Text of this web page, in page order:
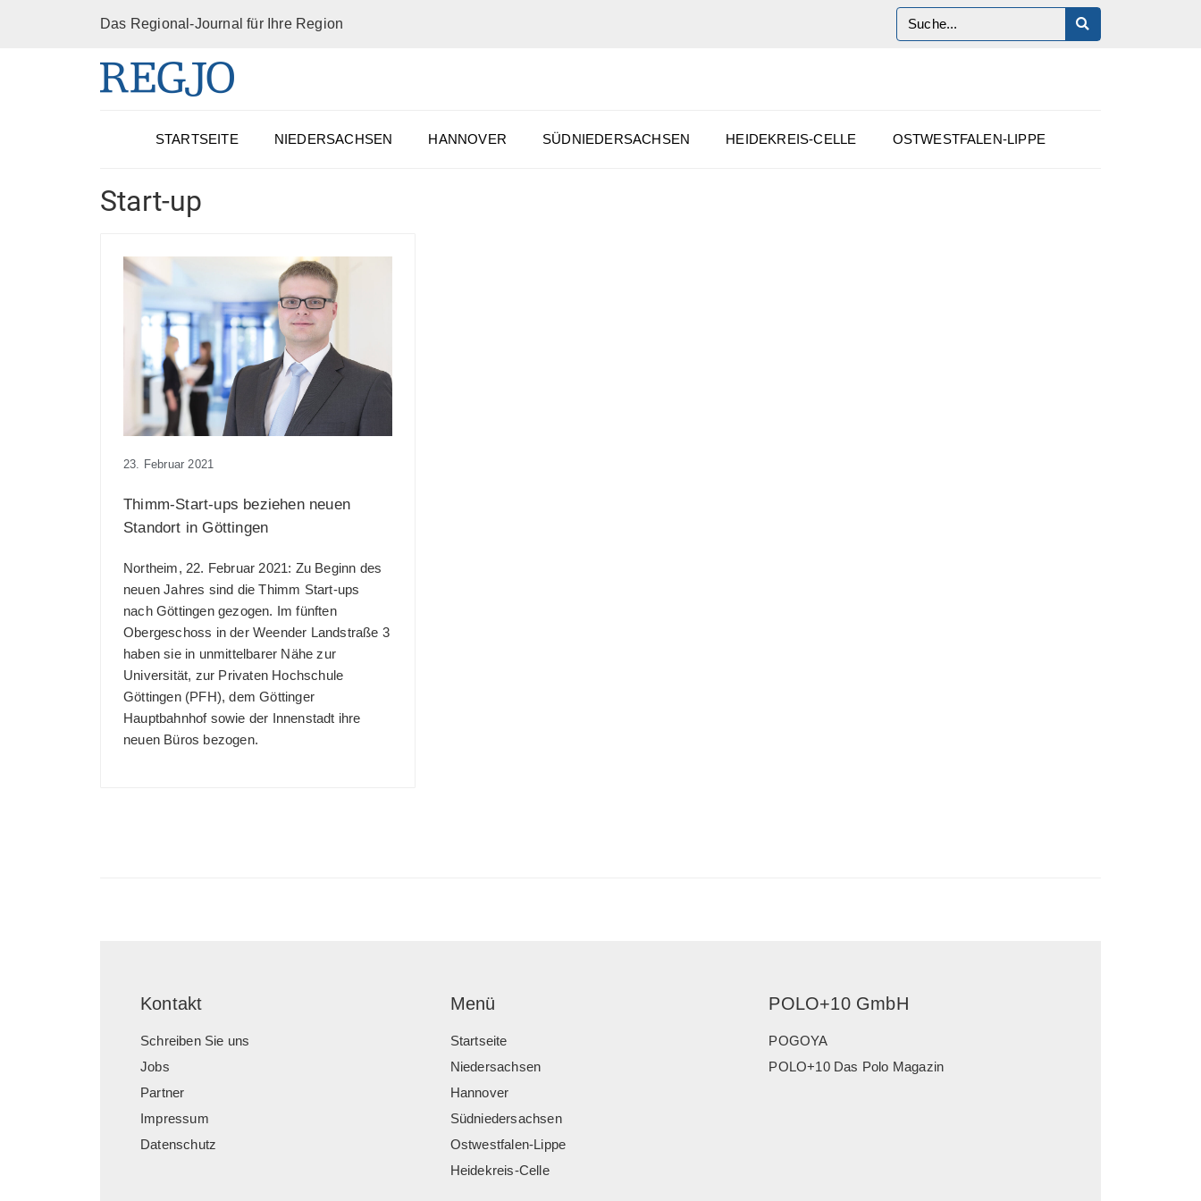
Das Regional-Journal für Ihre Region
STARTSEITE NIEDERSACHSEN HANNOVER SÜDNIEDERSACHSEN HEIDEKREIS-CELLE OSTWESTFALEN-LIPPE
Start-up
23. Februar 2021
Thimm-Start-ups beziehen neuen
Standort in Göttingen
Northeim, 22. Februar 2021: Zu Beginn des
neuen Jahres sind die Thimm Start-ups
nach Göttingen gezogen. Im fünften
Obergeschoss in der Weender Landstraße 3
haben sie in unmittelbarer Nähe zur
Universität, zur Privaten Hochschule
Göttingen (PFH), dem Göttinger
Hauptbahnhof sowie der Innenstadt ihre
neuen Büros bezogen.
Kontakt
Schreiben Sie uns
Jobs
Partner
Impressum
Datenschutz
Menü
Startseite
Niedersachsen
Hannover
Südniedersachsen
Ostwestfalen-Lippe
Heidekreis-Celle
POLO+10 GmbH
POGOYA
POLO+10 Das Polo Magazin